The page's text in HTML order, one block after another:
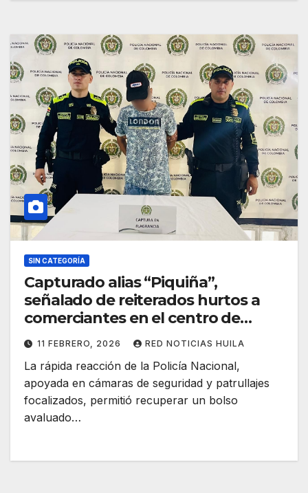
SIN CATEGORÍA
Capturado alias “Piquiña”,
señalado de reiterados hurtos a
comerciantes en el centro de
Pitalito
11 FEBRERO, 2026 RED NOTICIAS HUILA
La rápida reacción de la Policía Nacional,
apoyada en cámaras de seguridad y patrullajes
focalizados, permitió recuperar un bolso
avaluado…